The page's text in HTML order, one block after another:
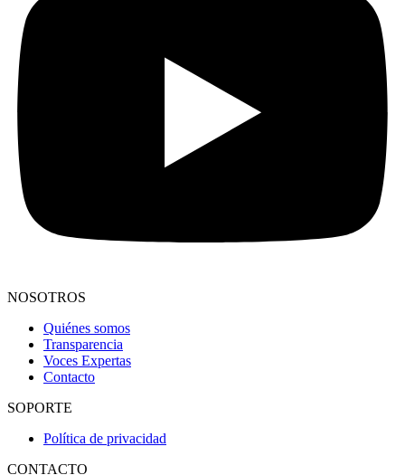
NOSOTROS
Quiénes somos
Transparencia
Voces Expertas
Contacto
SOPORTE
Política de privacidad
CONTACTO